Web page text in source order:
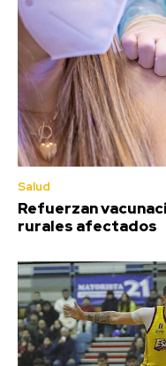
Salud
Refuerzan
rurales afectados